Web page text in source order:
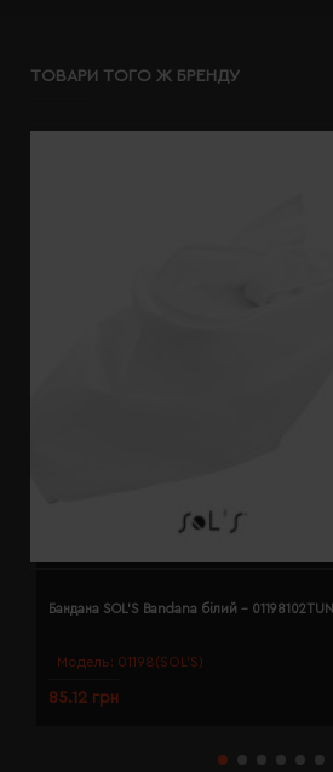
ТОВАРИ ТОГО Ж БРЕНДУ
Модель: 01198(SOL’S)
Бандана SOL'S Bandana білий - 01198102TUN
85.12 грн